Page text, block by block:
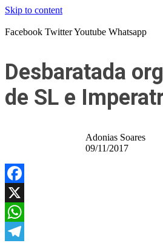
Skip to content
Facebook TwitterYoutube Whatsapp
Desbaratada
de SL e
Adonias Soares
09/11/2017
Facebook
X
WhatsApp